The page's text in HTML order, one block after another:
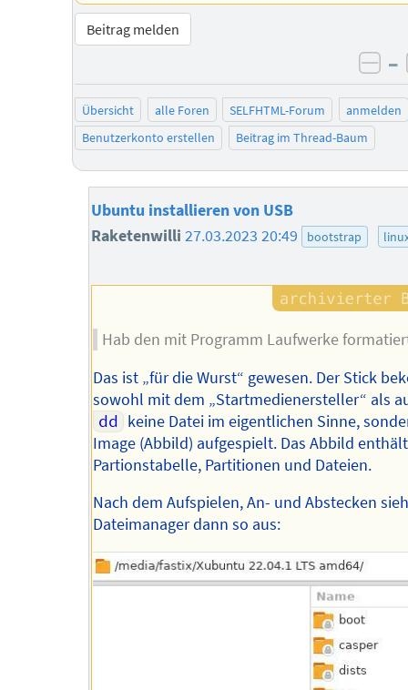
Beitrag melden
–
Übersicht alle Foren SELFHTML-Forum
anmelden
Benutzerkonto erstellen
Beitrag im Thread-Baum
Ubuntu installieren von USB
Raketenwilli 27.03.2023 20:49 bootstrap
Hab den mit Programm Laufwerke
Das ist „für die Wurst“ gewesen. Der Stick
sowohl mit dem „Startmedienersteller“ als
dd keine Datei im eigentlichen Sinne,
Image (Abbild) aufgespielt. Das Abbild
Partionstabelle, Partitionen und Dateien.
Nach dem Aufspielen, An- und Abstecken
Dateimanager dann so aus: